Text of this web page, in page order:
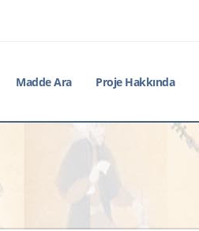
Madde Ara Proje Hakkında